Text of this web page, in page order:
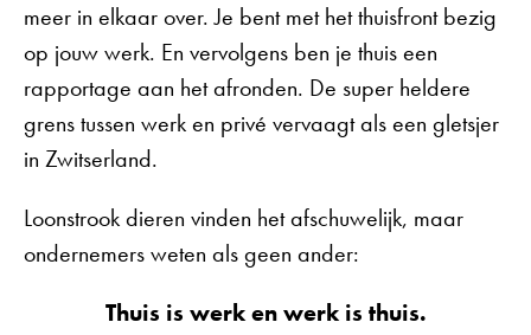
meer in elkaar over. Je bent met het thuisfront bezig
op jouw werk. En vervolgens ben je thuis een
rapportage aan het afronden. De super heldere
grens tussen werk en privé vervaagt als een gletsjer
in Zwitserland.
Loonstrook dieren vinden het afschuwelijk, maar
ondernemers weten als geen ander:
Thuis is werk en werk is thuis.